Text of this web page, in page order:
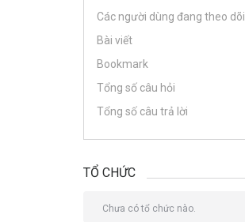
Các người dùng đang theo dõi
Bài viết
Bookmark
Tổng số câu hỏi
Tổng số câu trả lời
TỔ CHỨC
Chưa có tổ chức nào.